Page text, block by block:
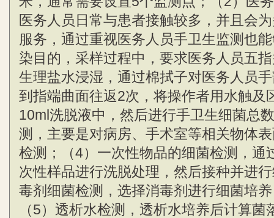
医务人员日常与患者接触较多，并且会
服务，通过重视医务人员手卫生监测也
染目的，采样过程中，要求医务人员五
生理盐水浸湿，通过棉拭子对医务人员
到指端曲面往返2次，将操作者用水触及
10ml洗脱液中，然后进行手卫生细菌总
测，主要是对病房、手术室等相关物体
检测；（4）一次性物品的细菌检测，通
次性样品进行洗脱处理，然后接种并进
毒剂细菌检测，选择消毒剂进行细菌培
（5）透析水检测，透析水培养后计算菌